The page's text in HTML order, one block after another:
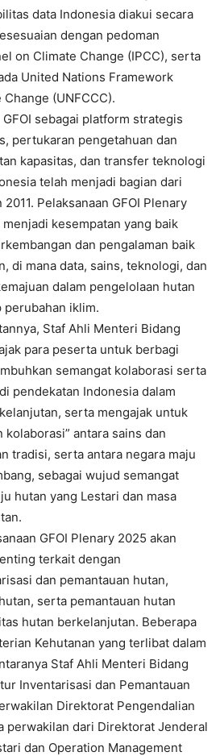
data Indonesia diakui secara
dengan pedoman
on Climate Change (IPCC), serta
United Nations Framework
(UNFCCC).
sebagai platform strategis
pertukaran pengetahuan dan
kapasitas, dan transfer teknologi
telah menjadi bagian dari
Pelaksanaan GFOI Plenary
kesempatan yang baik
dan pengalaman baik
di mana data, sains, teknologi, dan
dalam pengelolaan hutan
iklim.
Staf Ahli Menteri Bidang
para peserta untuk berbagi
semangat kolaborasi serta
pendekatan Indonesia dalam
serta mengajak untuk
kolaborasi” antara sains dan
tradisi, serta antara negara maju
sebagai wujud semangat
hutan yang Lestari dan masa
GFOI Plenary 2025 akan
terkait dengan
dan pemantauan hutan,
serta pemantauan hutan
hutan berkelanjutan. Beberapa
Kehutanan yang terlibat dalam
Staf Ahli Menteri Bidang
Inventarisasi dan Pemantauan
Direktorat Pengendalian
perwakilan dari Direktorat Jenderal
dan Operation Management